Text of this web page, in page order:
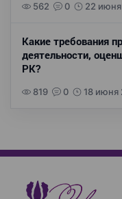
562 0 22
Какие требования
деятельности,
РК?
819 0 18 июня